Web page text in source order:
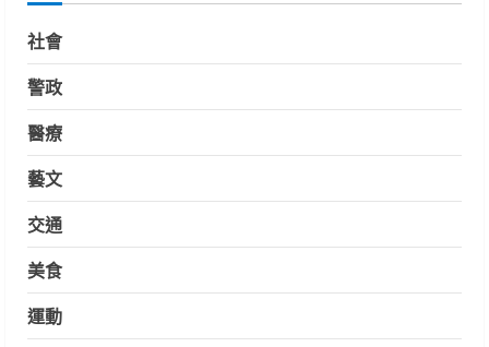
社會
警政
醫療
藝文
交通
美食
運動